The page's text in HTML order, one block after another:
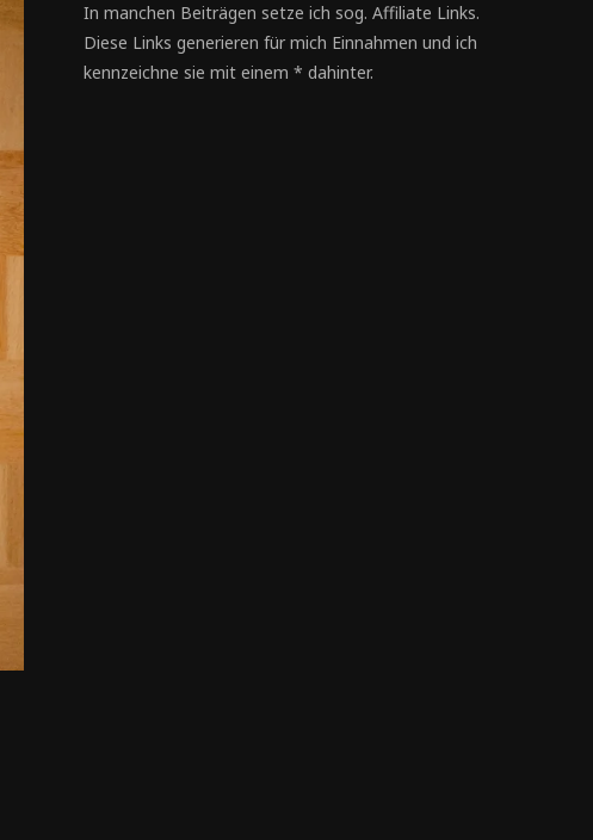
In manchen Beiträgen setze ich sog. Affiliate Links.
Diese Links generieren für mich Einnahmen und ich
kennzeichne sie mit einem * dahinter.